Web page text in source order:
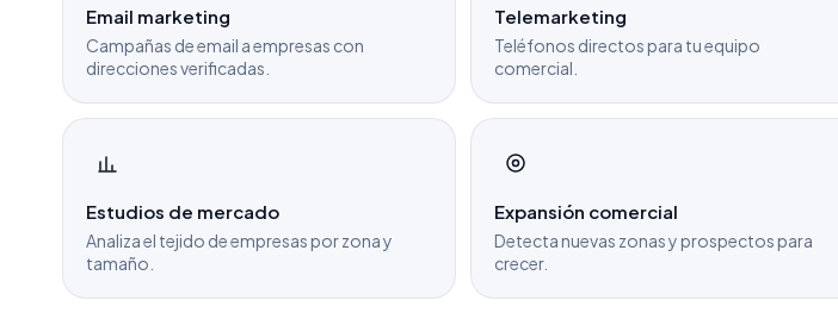
Email marketing
Campañas de email a empresas con
direcciones verificadas.
Telemarketing
Teléfonos directos para tu equipo
comercial.
Estudios de mercado
Analiza el tejido de empresas por zona y
tamaño.
Expansión comercial
Detecta nuevas zonas y prospectos para
crecer.